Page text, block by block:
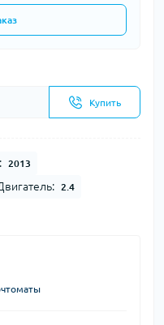
Купить
2013
2.4